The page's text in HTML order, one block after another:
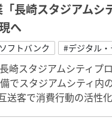
長崎スタジアムシ
へ
フトバンク #デジタル
崎スタジアムシティプ
でスタジアムシティ内
客で消費行動の活性化